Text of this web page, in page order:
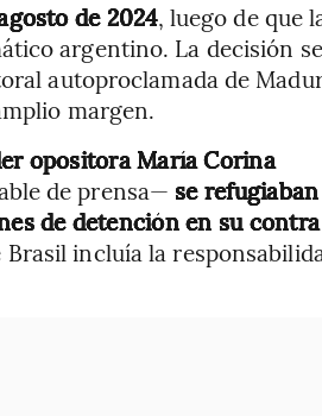
de 2024, luego de que
argentino. La decisión se
autoproclamada de
margen.
opositora María Corina
de prensa— se
de detención en su
incluía la